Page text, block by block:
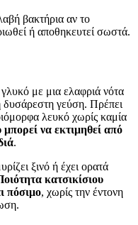
βακτήρια αν το
ή αποθηκευτεί σωστά.
γλυκό με μια ελαφριά νότα
δυσάρεστη γεύση. Πρέπει
λευκό χωρίς καμία
να εκτιμηθεί από
.
ξινό ή έχει ορατά
κατσικίσιου
πόσιμο, χωρίς την έντονη